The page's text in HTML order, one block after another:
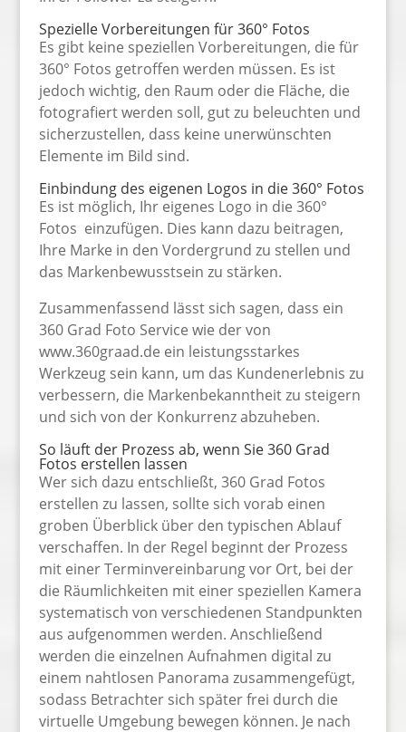
Spezielle Vorbereitungen für 360° Fotos
Es gibt keine speziellen Vorbereitungen, die für
360° Fotos getroffen werden müssen. Es ist
jedoch wichtig, den Raum oder die Fläche, die
fotografiert werden soll, gut zu beleuchten und
sicherzustellen, dass keine unerwünschten
Elemente im Bild sind.
Einbindung des eigenen Logos in die 360° Fotos
Es ist möglich, Ihr eigenes Logo in die 360°
Fotos einzufügen. Dies kann dazu beitragen,
Ihre Marke in den Vordergrund zu stellen und
das Markenbewusstsein zu stärken.
Zusammenfassend lässt sich sagen, dass ein
360 Grad Foto Service wie der von
www.360graad.de ein leistungsstarkes
Werkzeug sein kann, um das Kundenerlebnis zu
verbessern, die Markenbekanntheit zu steigern
und sich von der Konkurrenz abzuheben.
So läuft der Prozess ab, wenn Sie 360 Grad
Fotos erstellen lassen
Wer sich dazu entschließt, 360 Grad Fotos
erstellen zu lassen, sollte sich vorab einen
groben Überblick über den typischen Ablauf
verschaffen. In der Regel beginnt der Prozess
mit einer Terminvereinbarung vor Ort, bei der
die Räumlichkeiten mit einer speziellen Kamera
systematisch von verschiedenen Standpunkten
aus aufgenommen werden. Anschließend
werden die einzelnen Aufnahmen digital zu
einem nahtlosen Panorama zusammengefügt,
sodass Betrachter sich später frei durch die
virtuelle Umgebung bewegen können. Je nach